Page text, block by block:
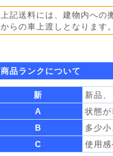
上記送料には、建物内へ
からの車上渡しとなります
商品ランクについて
新
新品
A
状態
B
多少
C
使用